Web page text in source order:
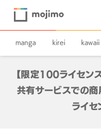
manga kirei kawaii
【限定100ライセ
共有サービスでの
ライ